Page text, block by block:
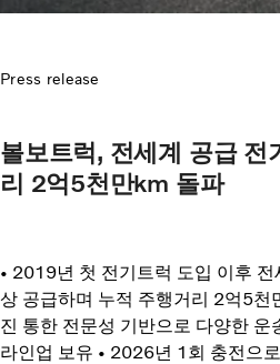
Press release
볼보트럭, 전세계 공급 전
리 2억5천만km 돌파
• 2019년 첫 전기트럭 도입 이후
상 공급하며 누적 주행거리 2억5천
진 통한 전문성 기반으로 다양한 운
라인업 보유 • 2026년 1회 충전으